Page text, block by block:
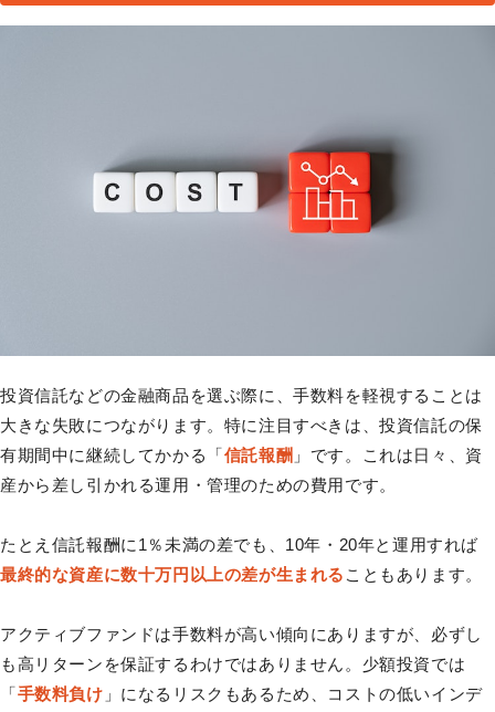
投資信託などの金融商品を選ぶ際に、手数料を軽視することは
大きな失敗につながります。特に注目すべきは、投資信託の保
有期間中に継続してかかる「信託報酬 」です。これは日々、資
産から差し引かれる運用・管理のための費用です。
たとえ信託報酬に1％未満の差でも、10年・20年と運用すれば
最終的な資産に数十万円以上の差が生まれる こともあります。
アクティブファンドは手数料が高い傾向にありますが、必ずし
も高リターンを保証するわけではありません。少額投資では
「手数料負け 」になるリスクもあるため、コストの低いインデ